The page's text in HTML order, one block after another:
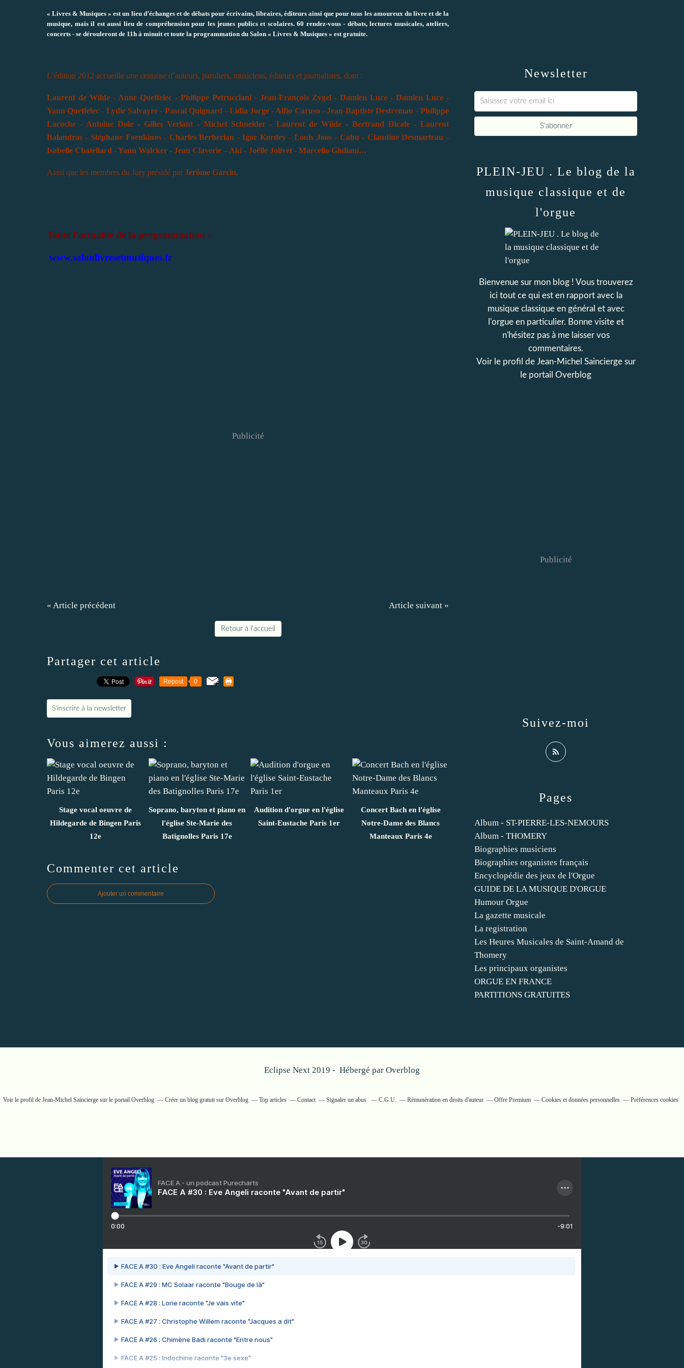
« Livres & Musiques » est un lieu d’échanges et de débats pour écrivains, libraires, éditeurs ainsi que pour tous les amoureux du livre et de la
musique, mais il est aussi lieu de compréhension pour les jeunes publics et scolaires. 60 rendez-vous- débats, lectures musicales, ateliers,
concerts - se dérouleront de 11h à minuit et toute la programmation du Salon « Livres & Musiques » est gratuite.
L’édition 2012 accueille une centaine d’auteurs, paroliers, musiciens, éditeurs et journalistes, dont :
Laurent de Wilde - Anne Queffelec - Philippe Petrucciani - Jean-François Zygel - Damien Luce - Damien Luce -
Yann Queffelec - Lydie Salvayre - Pascal Quignard - Lidia Jorge - Alfio Caruso - Jean-Baptiste Destremau -Philippe
Lacoche - Antoine Dole - Gilles Verlant - Michel Schneider - Laurent de Wilde - Bertrand Dicale - Laurent
Balandras - Stéphane Foenkinos - Charles Berberian - Igor Kordey - Louis Joos - Cabu - Claudine Desmarteau -
Isabelle Chatellard - Yann Walcker - Jean Claverie – Aki - Joëlle Jolivet - Marcello Giuliani…
Ainsi que les membres du Jury présidé par Jérôme Garcin.
Toute l’actualité de la programmation :
www.salonlivresetmusiques.fr
Publicité
« Article précédent Article suivant »
Retour à l'accueil
Partager cet article
Repost 0
S'inscrire à la newsletter
Vous aimerez aussi :
Stage vocal oeuvre de
Hildegarde de Bingen Paris
12e
Soprano, baryton et piano en
l'église Ste-Marie des
Batignolles Paris 17e
Audition d'orgue en l'église
Saint-Eustache Paris 1er
Concert Bach en l'église
Notre-Dame des Blancs
Manteaux Paris 4e
Commenter cet article
Ajouter un commentaire
Newsletter
Pages
Album - ST-PIERRE-LES-NEMOURS
Album - THOMERY
Biographies musiciens
Biographies organistes français
Encyclopédie des jeux de l'Orgue
GUIDE DE LA MUSIQUE D'ORGUE
Humour Orgue
La gazette musicale
La registration
Les Heures Musicales de Saint-Amand de
Thomery
Les principaux organistes
ORGUE EN FRANCE
PARTITIONS GRATUITES
PLEIN-JEU . Le blog de la
musique classique et de
l'orgue
Bienvenue sur mon blog ! Vous trouverez
ici tout ce qui est en rapport avec la
musique classique en général et avec
l'orgue en particulier. Bonne visite et
n'hésitez pas à me laisser vos
commentaires.
Voir le profil de Jean-Michel Sainciergesur
le portail Overblog
Suivez-moi
Publicité
Eclipse Next 2019 - Hébergé par Overblog
Voir le profil de Jean-Michel Sainciergesur le portail Overblog Créer un blog gratuit sur Overblog Top articles Contact Signaler un abus C.G.U. Rémunération en droits d'auteur Offre Premium Cookies et données personnelles Préférences cookies
FACE A - un podcast Purecharts
FACE A #30 : Eve Angeli raconte "Avant de partir"
0:00 -9:01
FACE A #30 : Eve Angeli raconte "Avant de partir"
FACE A #29 : MC Solaar raconte "Bouge de là"
FACE A #28 : Lorie raconte "Je vais vite"
FACE A #27 : Christophe Willem raconte "Jacques a dit"
FACE A #26 : Chimène Badi raconte "Entre nous"
FACE A #25 : Indochine raconte "3e sexe"